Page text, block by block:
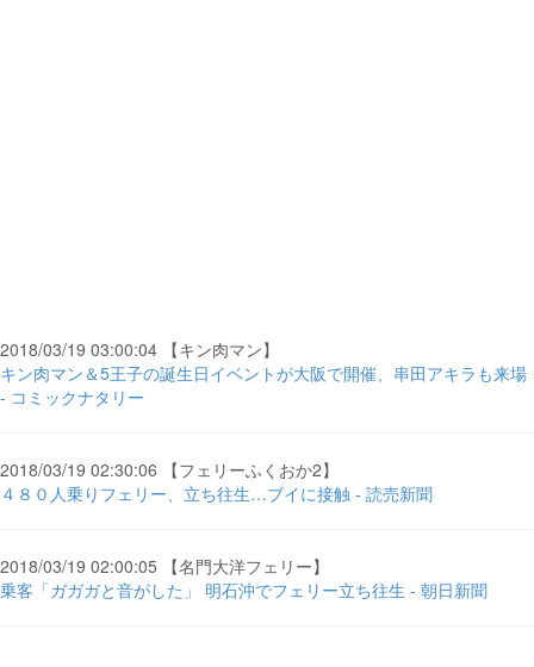
2018/03/19 03:00:04 【キン肉マン】
キン肉マン＆5王子の誕生日イベントが大阪で開催、串田アキラも来場
- コミックナタリー
2018/03/19 02:30:06 【フェリーふくおか2】
４８０人乗りフェリー、立ち往生…ブイに接触 - 読売新聞
2018/03/19 02:00:05 【名門大洋フェリー】
乗客「ガガガと音がした」 明石沖でフェリー立ち往生 - 朝日新聞